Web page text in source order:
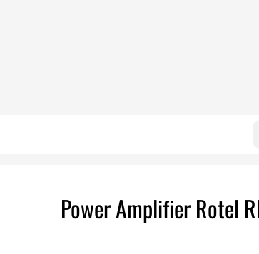
Power Amplifier Rotel